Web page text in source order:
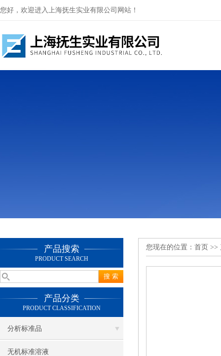
您好，欢迎进入上海抚生实业有限公司网站！
产品搜索
PRODUCT SEARCH
产品分类
PRODUCT CLASSIFICATION
分析标准品
无机标准溶液
您现在的位置： 首页 >>